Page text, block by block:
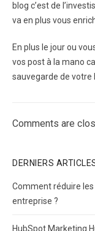
blog c’est de
va en plus vous
En plus le jour ou
vos post à la mano
sauvegarde de votre
Comments are
DERNIERS
Comment réduire
entreprise ?
HubSpot Marketing